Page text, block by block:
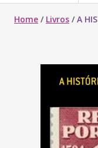
Home / Livros /A